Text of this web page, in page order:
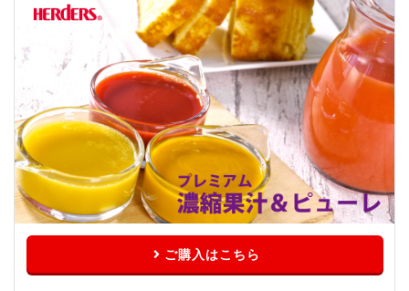
ご購入はこちら